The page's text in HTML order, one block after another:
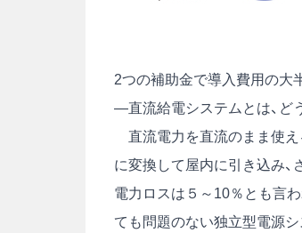
2つの補助金で導入費用の大
―直流給電システムとは、ど
直流電力を直流のまま使え
に変換して屋内に引き込み
電力ロスは５～10％とも言
ても問題のない独立型電源シ